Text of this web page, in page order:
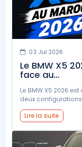
03 Jul 2026
Le BMW X5
face au...
Le BMW X5 2026
deux
Lire la suite